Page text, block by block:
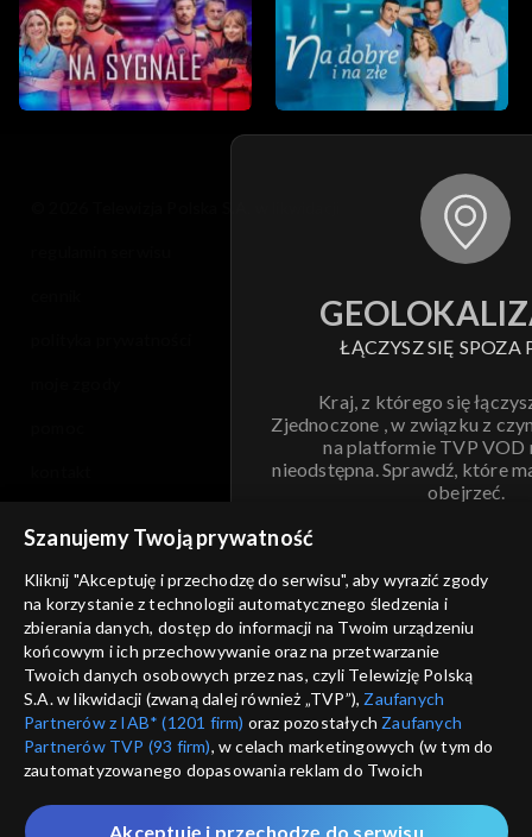
ŁĄCZYSZ SIĘ SPOZA
Kraj, z którego się
Zjednoczone , w związku z
na platformie TVP VOD
nieodstępna. Sprawdź, które
obejrzeć.
ANULUJ
informacje o dostawcy usług
Szanujemy Twoją prywatność
Kliknij "Akceptuję i przechodzę do serwisu", aby wyrazić zgody
na korzystanie z technologii automatycznego śledzenia i
zbierania danych, dostęp do informacji na Twoim urządzeniu
końcowym i ich przechowywanie oraz na przetwarzanie
Twoich danych osobowych przez nas, czyli Telewizję Polską
S.A. w likwidacji (zwaną dalej również „TVP”), Zaufanych
Partnerów z IAB* (1201 firm) oraz pozostałych Zaufanych
Partnerów TVP (93 firm), w celach marketingowych (w tym do
zautomatyzowanego dopasowania reklam do Twoich
które wskazujemy poniżej, a także zgody na udostępnianie
Akceptuję i przechodzę do serwisu